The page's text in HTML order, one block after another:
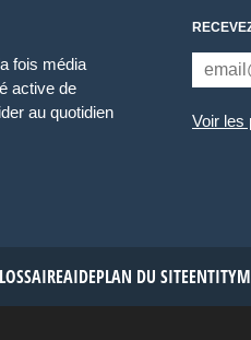
fois média
active de
au quotidien
Voir les
AIDEPLAN DU SITE